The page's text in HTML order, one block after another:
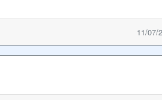
11/07/